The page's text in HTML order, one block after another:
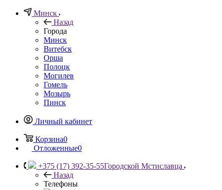
Минск
Назад
Города
Минск
Витебск
Орша
Полоцк
Могилев
Гомель
Мозырь
Пинск
Личный кабинет
Корзина0
Отложенные0
+375 (17) 392-35-55Городской Мстиславца
Назад
Телефоны